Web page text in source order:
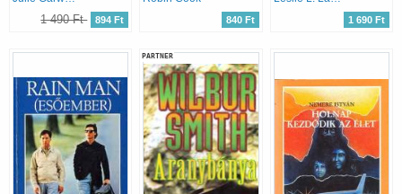
1 490 Ft 894 Ft 840 Ft 1 690 Ft
PARTNER